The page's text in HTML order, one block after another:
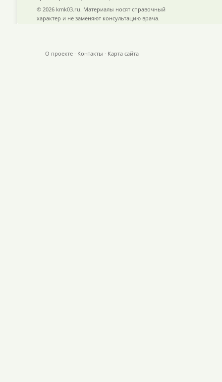
© 2026 kmk03.ru. Материалы носят справочный
характер и не заменяют консультацию врача.
О проекте · Контакты · Карта сайта